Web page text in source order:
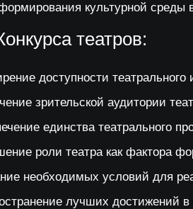
культурной среды
театров:
доступности
зрительской аудитории
единства театрального
роли театра как фактора
необходимых условий для
лучших достижений в